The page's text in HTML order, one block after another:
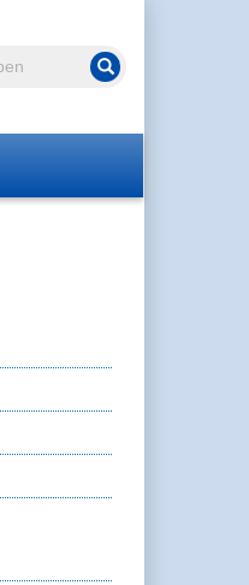
Suche starten